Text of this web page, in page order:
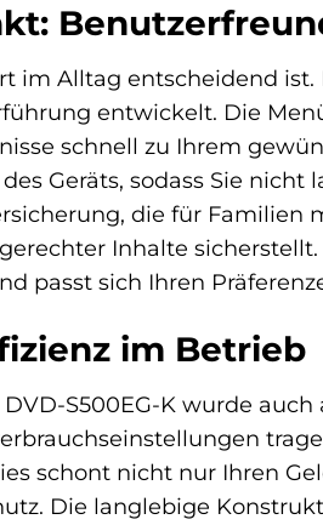
im Alltag entscheidend
entwickelt. Die
schnell zu Ihrem
Geräts, sodass Sie
die für Familien
Inhalte
passt sich Ihren
im Betrieb
S500EG-K wurde
schont nicht nur Ihren
Die langlebige